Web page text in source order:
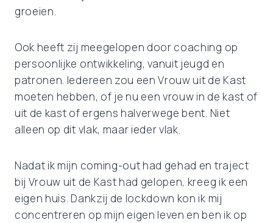
groeien.
Ook heeft zij meegelopen door coaching op
persoonlijke ontwikkeling, vanuit jeugd en
patronen. Iedereen zou een Vrouw uit de Kast
moeten hebben, of je nu een vrouw in de kast of
uit de kast of ergens halverwege bent. Niet
alleen op dit vlak, maar ieder vlak.
Nadat ik mijn coming-out had gehad en traject
bij Vrouw uit de Kast had gelopen, kreeg ik een
eigen huis. Dankzij de lockdown kon ik mij
concentreren op mijn eigen leven en ben ik op